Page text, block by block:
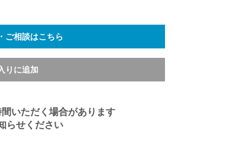
ご相談はこちら
りに追加
いただく場合があります
らせください